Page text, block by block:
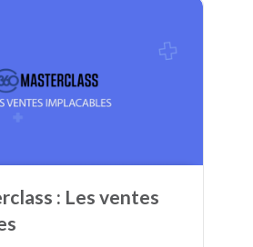
: Les ventes